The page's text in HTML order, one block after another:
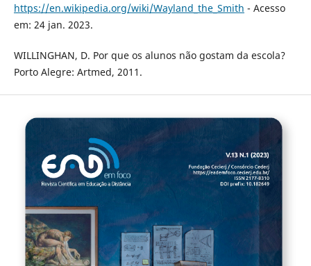
https://en.wikipedia.org/wiki/Wayland_the_Smith - Acesso
em: 24 jan. 2023.
WILLINGHAN, D. Por que os alunos não gostam da escola?
Porto Alegre: Artmed, 2011.